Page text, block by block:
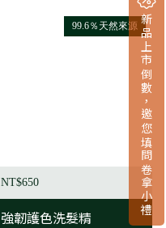
99.6％天然來源
NT$650
強韌護色洗髮精 新品上市倒數，邀您填問卷拿小禮